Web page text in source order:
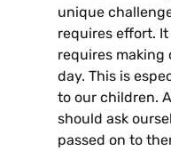
unique
requires effort.
requires making
day. This is
to our children.
should ask
passed on to